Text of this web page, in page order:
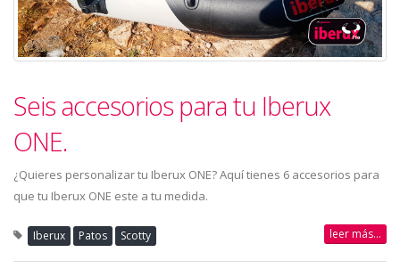
Seis accesorios para tu Iberux
ONE.
¿Quieres personalizar tu Iberux ONE? Aquí tienes 6 accesorios para
que tu Iberux ONE este a tu medida.
Iberux Patos Scotty leer más...